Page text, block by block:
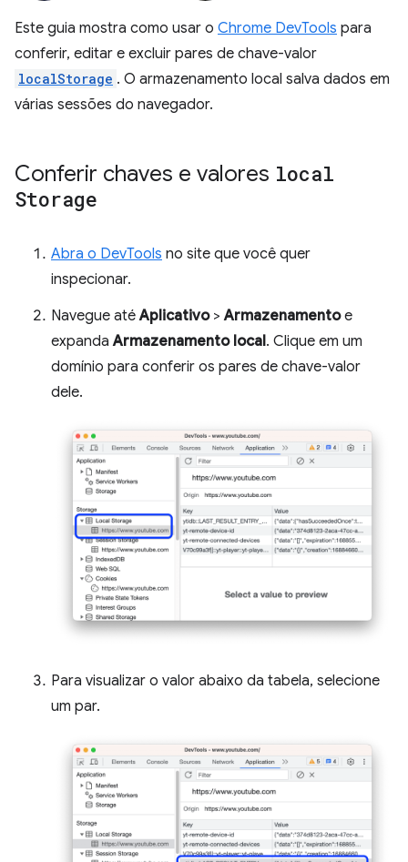
Este guia mostra como usar o Chrome DevTools para
conferir, editar e excluir pares de chave-valor
localStorage . O armazenamento local salva dados em
várias sessões do navegador.
Conferir chaves e valores local
Storage
Abra o DevTools no site que você quer
inspecionar.
Navegue atéAplicativo>Armazenamentoe
expandaArmazenamento local. Clique em um
domínio para conferir os pares de chave-valor
dele.
Para visualizar o valor abaixo da tabela, selecione
um par.